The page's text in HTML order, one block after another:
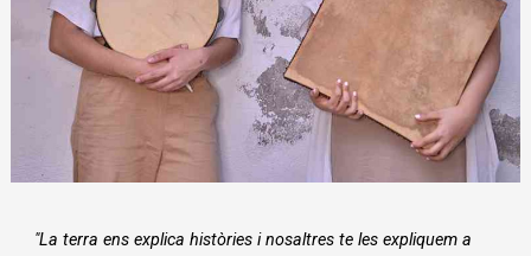
"La terra ens explica històries i nosaltres te les expliquem a